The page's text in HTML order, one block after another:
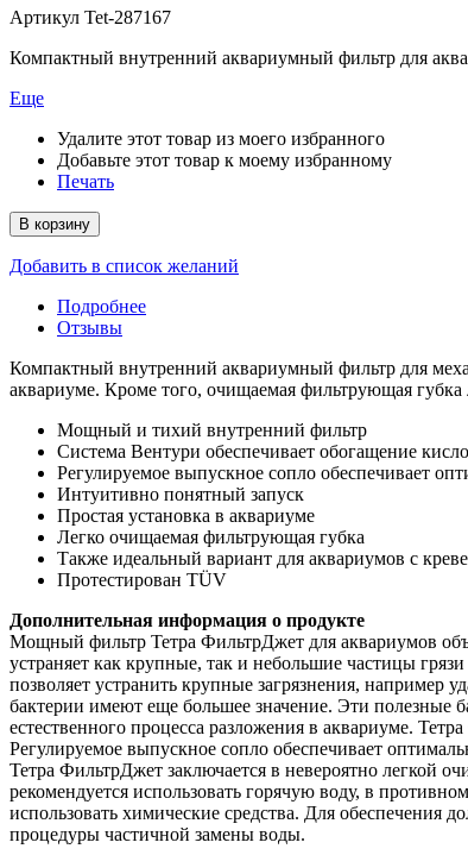
Артикул Tet-287167
Компактный внутренний аквариумный фильтр для
Еще
Удалите этот товар из моего избранного
Добавьте этот товар к моему избранному
Печать
В корзину
Добавить в список желаний
Подробнее
Отзывы
Компактный внутренний аквариумный фильтр для
аквариуме. Кроме того, очищаемая фильтрующая губка
Мощный и тихий внутренний фильтр
Система Вентури обеспечивает обогащение
Регулируемое выпускное сопло обеспечивает
Интуитивно понятный запуск
Простая установка в аквариуме
Легко очищаемая фильтрующая губка
Также идеальный вариант для аквариумов с
Протестирован TÜV
Дополнительная информация о продукте
Мощный фильтр Тетра ФильтрДжет для аквариумов
устраняет как крупные, так и небольшие частицы
позволяет устранить крупные загрязнения, например
бактерии имеют еще большее значение. Эти полезные
естественного процесса разложения в аквариуме.
Регулируемое выпускное сопло обеспечивает
Тетра ФильтрДжет заключается в невероятно легкой
рекомендуется использовать горячую воду, в
использовать химические средства. Для
процедуры частичной замены воды.